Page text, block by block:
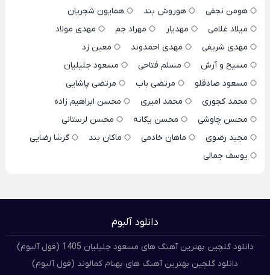
هومن نجفی
هوروش بند
همایون شجریان
میلاد غلامی
مهدیار مهراد جم
مهدی مولاد
مهدی شریفی
مهدی احمدوند
معین زد
مسیح و آرش
مسلم فتاحی
مسعود جلیلیان
مسعود صادقلو
مرتضی باب
مرتضی پاشایی
محمد کجوری
محمد امیری
محسن ابراهیم زاده
محسن چاوشی
محسن یگانه
محسن لرستانی
مجید رضوی
ماهان خادمی ماکان بند
گرشا رضایی
یوسف جمالی
دانلود آلبوم
دانلود گلچین بهترین آهنگ های مسعود جلیلیان 1405 (فول آلبوم)
دانلود گلچین بهترین آهنگ های بهنام کمالوند (فول آلبوم)